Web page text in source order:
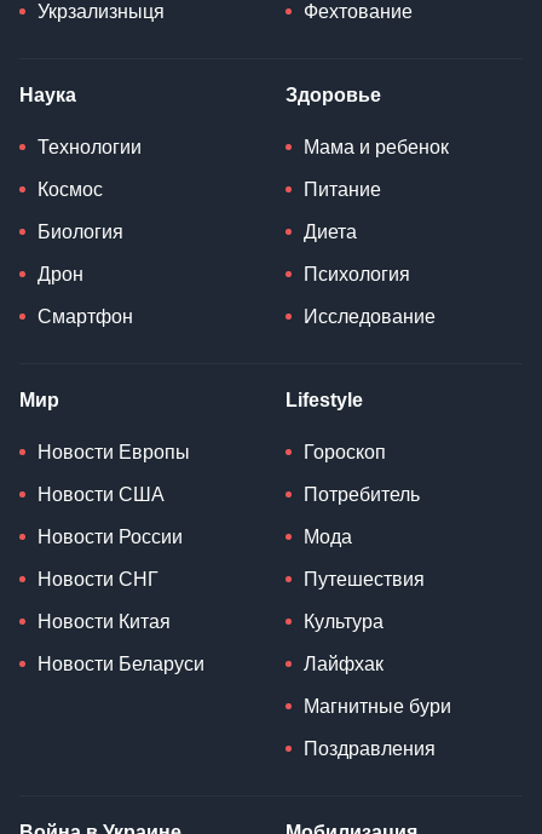
Укрзализныця Фехтование
Наука
Технологии
Космос
Биология
Дрон
Смартфон
Здоровье
Мама и ребенок
Питание
Диета
Психология
Исследование
Мир
Новости Европы
Новости США
Новости России
Новости СНГ
Новости Китая
Новости Беларуси
Lifestyle
Гороскоп
Потребитель
Мода
Путешествия
Культура
Лайфхак
Магнитные бури
Поздравления